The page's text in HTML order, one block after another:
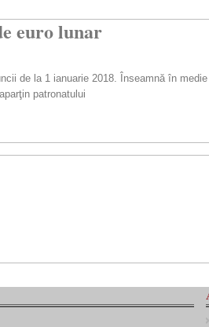
euro lunar
de la 1 ianuarie 2018. Înseamnă în
patronatului